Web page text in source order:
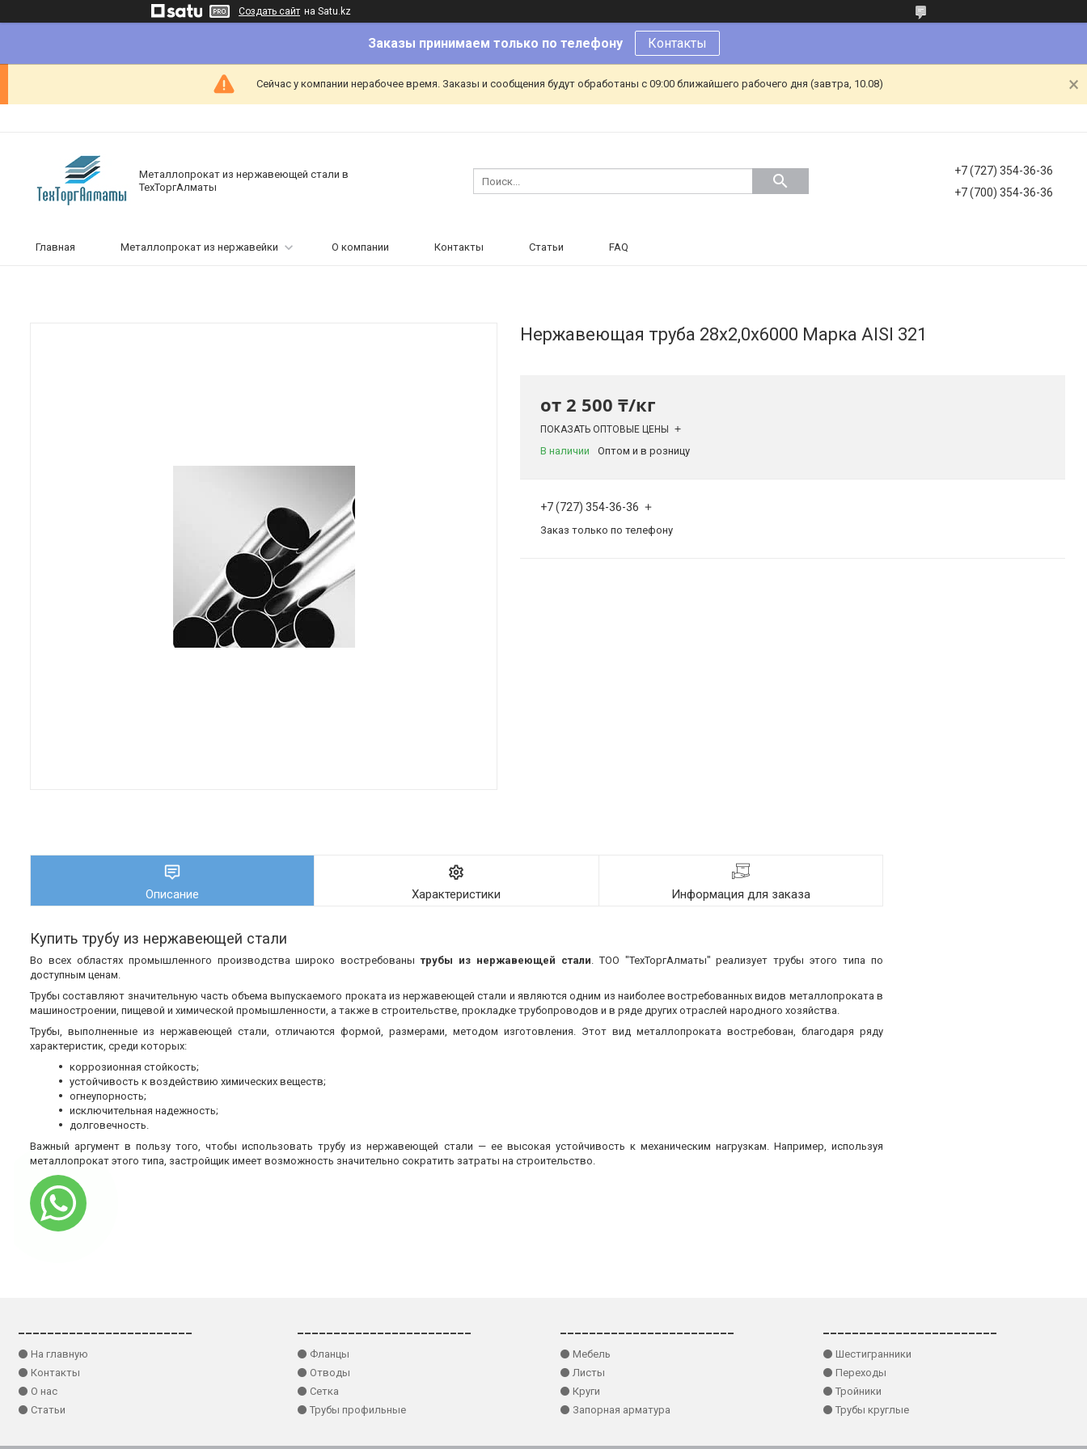
Создать сайт на Satu.kz
Заказы принимаем только по телефону Контакты
Сейчас у компании нерабочее время. Заказы и сообщения будут обработаны с 09:00 ближайшего рабочего дня (завтра, 10.08)
Металлопрокат из нержавеющей стали в
ТехТоргАлматы
+7 (727) 354-36-36
+7 (700) 354-36-36
Главная Металлопрокат из нержавейки О компании Контакты Статьи FAQ
Нержавеющая труба 28х2,0х6000 Марка AISI 321
от 2 500 ₸/кг
ПОКАЗАТЬ ОПТОВЫЕ ЦЕНЫ
В наличии Оптом и в розницу
+7 (727) 354-36-36
Заказ только по телефону
Описание Характеристики Информация для заказа
Купить трубу из нержавеющей стали
Во всех областях промышленного производства широко востребованытрубы из нержавеющей стали. ТОО "ТехТоргАлматы" реализует трубы этого типа по
доступным ценам.
Трубы составляют значительную часть объема выпускаемого проката из нержавеющей стали и являются одним из наиболее востребованных видов металлопроката в
машиностроении, пищевой и химической промышленности, а также в строительстве, прокладке трубопроводов и в ряде других отраслей народного хозяйства.
Трубы, выполненные из нержавеющей стали, отличаются формой, размерами, методом изготовления. Этот вид металлопроката востребован, благодаря ряду
характеристик, среди которых:
коррозионная стойкость;
устойчивость к воздействию химических веществ;
огнеупорность;
исключительная надежность;
долговечность.
Важный аргумент в пользу того, чтобы использовать трубу из нержавеющей стали — ее высокая устойчивость к механическим нагрузкам. Например, используя
металлопрокат этого типа, застройщик имеет возможность значительно сократить затраты на строительство.
⚫ На главную
⚫ Контакты
⚫ О нас
⚫ Статьи
⚫ Фланцы
⚫ Отводы
⚫ Сетка
⚫ Трубы профильные
⚫ Мебель
⚫ Листы
⚫ Круги
⚫ Запорная арматура
⚫ Шестигранники
⚫ Переходы
⚫ Тройники
⚫ Трубы круглые